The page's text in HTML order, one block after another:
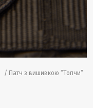
/ Патч з вишивкою “Топчи”